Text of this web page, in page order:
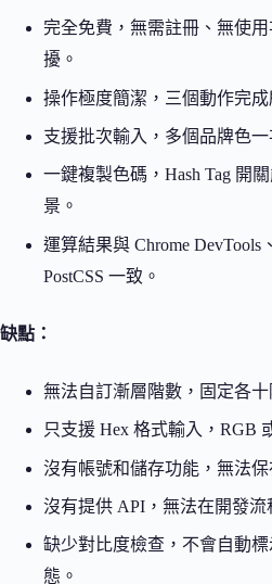
完全免費，無需註冊、無使
擾。
操作極度簡潔，三個動作完成
支援批次輸入，多個品牌色一
一鍵複製色碼，Hash Tag 開
景。
運算結果與 Chrome DevTools
PostCSS 一致。
缺點：
無法自訂漸層階數，固定各十
只支援 Hex 格式輸入，RGB
沒有帳號和儲存功能，無法保
沒有提供 API，無法在開發流
缺少對比度檢查，不會自動
態。